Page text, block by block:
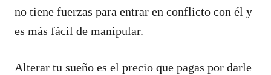
no tiene fuerzas para entrar en conflicto con él y
es más fácil de manipular.
Alterar tu sueño es el precio que pagas por darle